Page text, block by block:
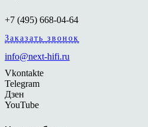
+7 (495) 668-04-64
Заказать звонок
info@next-hifi.ru
Vkontakte
Telegram
Дзен
YouTube